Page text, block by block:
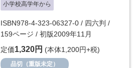
小学校高学年から
ISBN978-4-323-06327-0 / 四六判 /
159ページ / 初版2009年11月
定価1,320円 (本体1,200円+税)
品切（重版未定）